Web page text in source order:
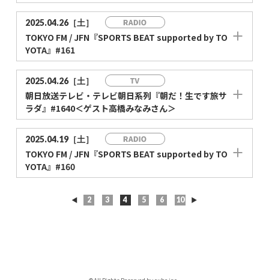
2025.04.26［土］
TOKYO FM / JFN『SPORTS BEAT supported by TO
YOTA』#161
2025.04.26［土］
朝日放送テレビ・テレビ朝日系列『朝だ！生です旅サ
ラダ』#1640＜ゲスト高橋みなみさん＞
2025.04.19［土］
TOKYO FM / JFN『SPORTS BEAT supported by TO
YOTA』#160
◀ 2 3 4 5 6 10 ▶